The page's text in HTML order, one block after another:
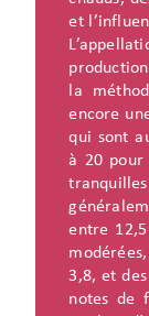
et
la
encore
qui sont
à 20 pour
entre
3,8, et
notes de